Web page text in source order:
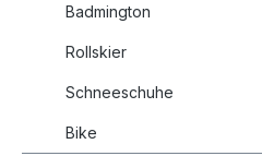
Badmington
Rollskier
Schneeschuhe
Bike